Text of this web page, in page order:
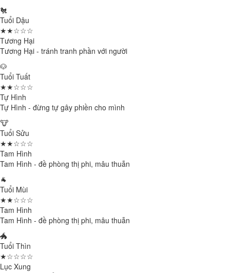
🐔
Tuổi Dậu
★★☆☆☆
Tương Hại
Tương Hại - tránh tranh phần với người
🐶
Tuổi Tuất
★★☆☆☆
Tự Hình
Tự Hình - đừng tự gây phiền cho mình
🐮
Tuổi Sửu
★★☆☆☆
Tam Hình
Tam Hình - đề phòng thị phi, mâu thuẫn
🐐
Tuổi Mùi
★★☆☆☆
Tam Hình
Tam Hình - đề phòng thị phi, mâu thuẫn
🐲
Tuổi Thìn
★☆☆☆☆
Lục Xung